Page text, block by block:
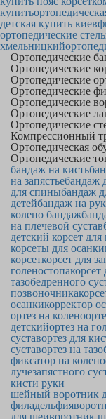
купить
детская купить киев
ортопедические
хмельницкий
Ортопедические
Ортопедические
Ортопедические
Ортопедические
Ортопедические
Ортопедические
Ортопедические
Компрессионный
Ортопедическая
Ортопедические
бандаж на кисть
на запястьебандаж
для спиныбандаж
детейбандаж на
колено бандаж
на плечевой сустав
детский корсет
корсеты для осанки
корсеткорсет для
голеностопакорсет
тазобедренного
позвоночника
осанкикорректор
ортез на колено
детскийортез на
суставортез для
суставортез на
фиксатор на колено
лучезапястного
кисти руки
шейный воротник
филадельфия
для шеиворотник